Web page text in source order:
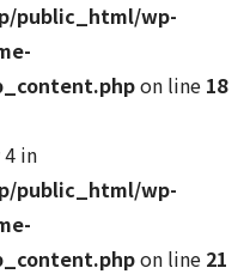
public_html/wp-
on line 18
4 in
public_html/wp-
on line 21